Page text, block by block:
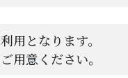
用となります。
用意ください。